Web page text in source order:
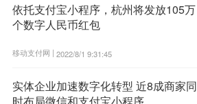
依托支付宝小程序，杭州将发放105万
个数字人民币红包
移动支付网 | 2022/8/1 9:31:45
实体企业加速数字化转型 近8成商家同
时布局微信和支付宝小程序